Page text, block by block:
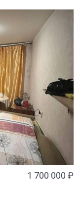
1 700 000 ₽